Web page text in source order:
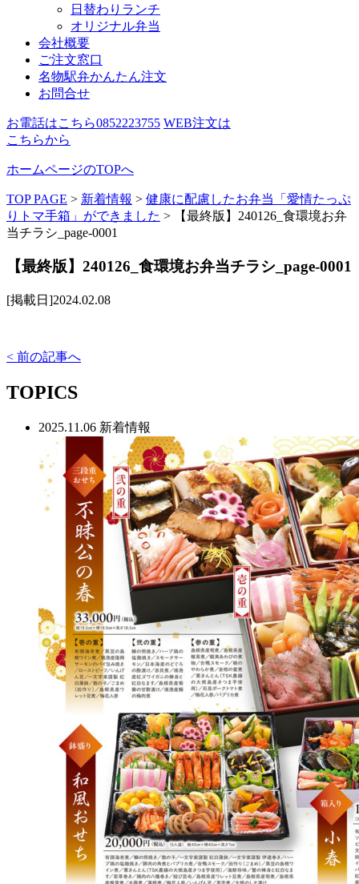
日替わりランチ
オリジナル弁当
会社概要
ご注文窓口
名物駅弁かんたん注文
お問合せ
お電話はこちら0852223755 WEB注文は
こちらから
ホームページのTOPへ
TOP PAGE > 新着情報 > 健康に配慮したお弁当「愛情たっぷ
りトマ手箱」ができました >
【最終版】240126_食環境お弁
当チラシ_page-0001
【最終版】240126_食環境お弁当チラシ_page-0001
[掲載日]2024.02.08
< 前の記事へ
TOPICS
2025.11.06 新着情報